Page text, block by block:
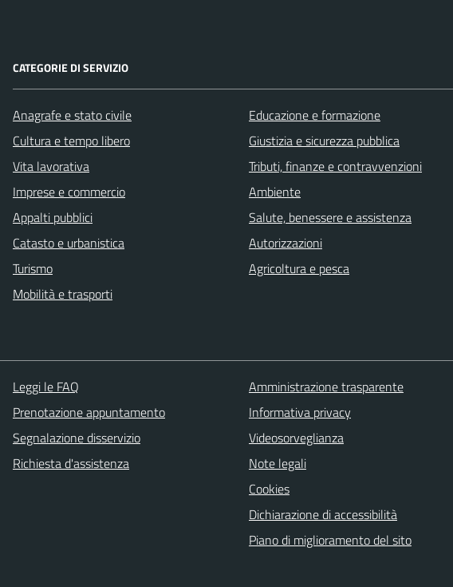
CATEGORIE DI SERVIZIO
Anagrafe e stato civile
Cultura e tempo libero
Vita lavorativa
Imprese e commercio
Appalti pubblici
Catasto e urbanistica
Turismo
Mobilità e trasporti
Educazione e formazione
Giustizia e sicurezza pubblica
Tributi, finanze e contravvenzioni
Ambiente
Salute, benessere e assistenza
Autorizzazioni
Agricoltura e pesca
Leggi le FAQ
Prenotazione appuntamento
Segnalazione disservizio
Richiesta d'assistenza
Amministrazione trasparente
Informativa privacy
Videosorveglianza
Note legali
Cookies
Dichiarazione di accessibilità
Piano di miglioramento del sito